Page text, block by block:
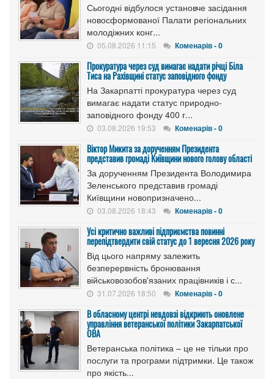
Сьогодні відбулося установче засідання
новосформованої Палати регіональних
молодіжних конг...
05.08.2026 11:15 Коменарів - 0
Прокуратура через суд вимагає надати річці Біла
Тиса на Рахівщині статус заповідного фонду
На Закарпатті прокуратура через суд
вимагає надати статус природно-
заповідного фонду 400 г...
03.08.2026 19:53 Коменарів - 0
Віктор Микита за дорученням Президента
представив громаді Київщини нового голову області
За дорученням Президента Володимира
Зеленського представив громаді
Київщини новопризначено...
03.08.2026 18:43 Коменарів - 0
Усі критично важливі підприємства повинні
перепідтвердити свій статус до 1 вересня 2026 року
Від цього напряму залежить
безперервність бронювання
військовозобов'язаних працівників і с...
31.07.2026 18:50 Коменарів - 0
В обласному центрі невдовзі відкриють оновлене
управління ветеранської політики Закарпатської
ОВА
Ветеранська політика – це не тільки про
послуги та програми підтримки. Це також
про якість...